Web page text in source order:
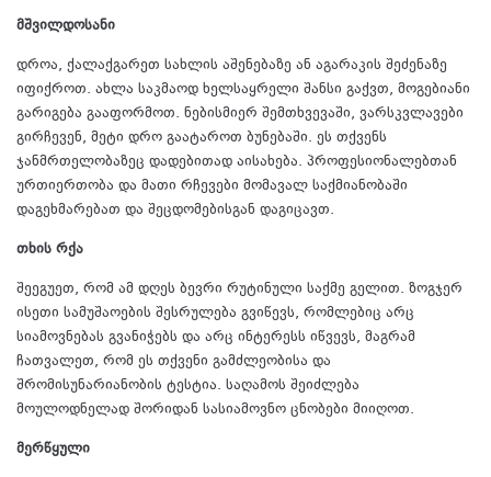
მშვილდოსანი
დროა, ქალაქგარეთ სახლის აშენებაზე ან აგარაკის შეძენაზე
იფიქროთ. ახლა საკმაოდ ხელსაყრელი შანსი გაქვთ, მოგებიანი
გარიგება გააფორმოთ. ნებისმიერ შემთხვევაში, ვარსკვლავები
გირჩევენ, მეტი დრო გაატაროთ ბუნებაში. ეს თქვენს
ჯანმრთელობაზეც დადებითად აისახება. პროფესიონალებთან
ურთიერთობა და მათი რჩევები მომავალ საქმიანობაში
დაგეხმარებათ და შეცდომებისგან დაგიცავთ.
თხის რქა
შეეგუეთ, რომ ამ დღეს ბევრი რუტინული საქმე გელით. ზოგჯერ
ისეთი სამუშაოების შესრულება გვიწევს, რომლებიც არც
სიამოვნებას გვანიჭებს და არც ინტერესს იწვევს, მაგრამ
ჩათვალეთ, რომ ეს თქვენი გამძლეობისა და
შრომისუნარიანობის ტესტია. საღამოს შეიძლება
მოულოდნელად შორიდან სასიამოვნო ცნობები მიიღოთ.
მერწყული